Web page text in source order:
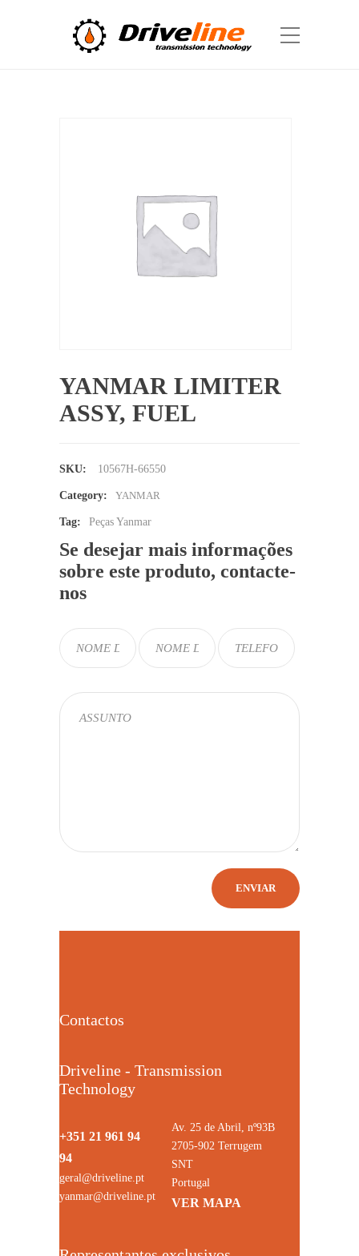
YANMAR LIMITER
ASSY, FUEL
SKU: 10567H-66550
Category: YANMAR
Tag: Peças Yanmar
Se desejar mais informações
sobre este produto, contacte-
nos
Contactos
Driveline - Transmission
Technology
+351 21 961 94
94
geral@driveline.pt
yanmar@driveline.pt
Av. 25 de Abril, nº93B
2705-902 Terrugem
SNT
Portugal
VER MAPA